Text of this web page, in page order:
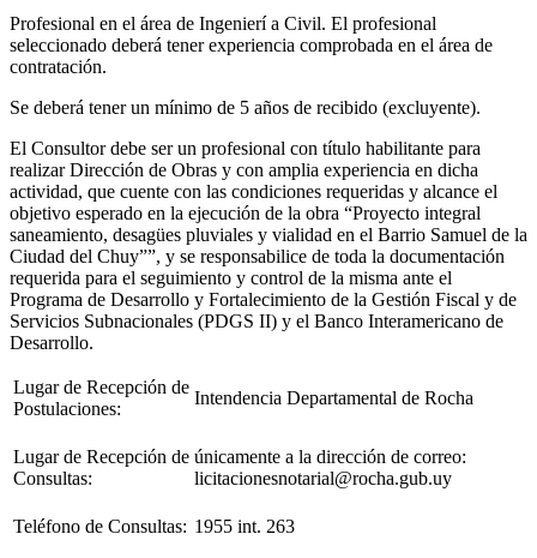
Profesional en el área de Ingenierí a Civil. El profesional
seleccionado deberá tener experiencia comprobada en el área de
contratación.
Se deberá tener un mínimo de 5 años de recibido (excluyente).
El Consultor debe ser un profesional con título habilitante para
realizar Dirección de Obras y con amplia experiencia en dicha
actividad, que cuente con las condiciones requeridas y alcance el
objetivo esperado en la ejecución de la obra “Proyecto integral
saneamiento, desagües pluviales y vialidad en el Barrio Samuel de la
Ciudad del Chuy””, y se responsabilice de toda la documentación
requerida para el seguimiento y control de la misma ante el
Programa de Desarrollo y Fortalecimiento de la Gestión Fiscal y de
Servicios Subnacionales (PDGS II) y el Banco Interamericano de
Desarrollo.
Lugar de Recepción de
Postulaciones:
Intendencia Departamental de Rocha
Lugar de Recepción de
Consultas:
únicamente a la dirección de correo:
licitacionesnotarial@rocha.gub.uy
Teléfono de Consultas: 1955 int. 263